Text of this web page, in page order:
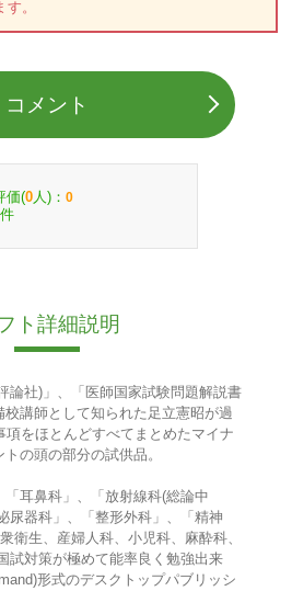
。
コメント
価(0 人)： 0
件
ト詳細説明
論社)」、「医師国家試験問題解説書
校講師として知られた足立憲昭が過
項をほとんどすべてまとめたマイナ
の頭の部分の試供品。
「耳鼻科」、「放射線科(総論中
尿器科」、「整形外科」、「精神
衛生、産婦人科、小児科、麻酔科、
試対策が極めて能率良く勉強出来
形式のデスクトップパブリッシ